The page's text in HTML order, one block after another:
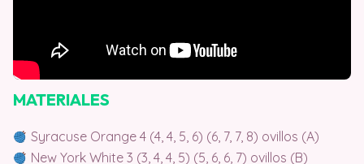
MATERIALES
Syracuse Orange 4 (4, 4, 5, 6) (6, 7, 7, 8) ovillos (A)
New York White 3 (3, 4, 4, 5) (5, 6, 6, 7) ovillos (B)